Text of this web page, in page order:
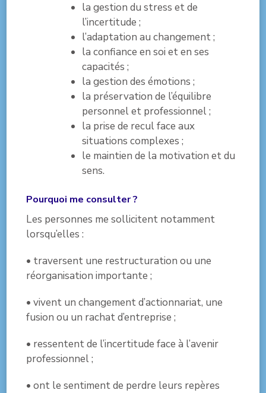
la gestion du stress et de
l’incertitude ;
l’adaptation au changement ;
la confiance en soi et en ses
capacités ;
la gestion des émotions ;
la préservation de l’équilibre
personnel et professionnel ;
la prise de recul face aux
situations complexes ;
le maintien de la motivation et du
sens.
Pourquoi me consulter ?
Les personnes me sollicitent notamment
lorsqu’elles :
• traversent une restructuration ou une
réorganisation importante ;
• vivent un changement d’actionnariat, une
fusion ou un rachat d’entreprise ;
• ressentent de l’incertitude face à l’avenir
professionnel ;
• ont le sentiment de perdre leurs repères